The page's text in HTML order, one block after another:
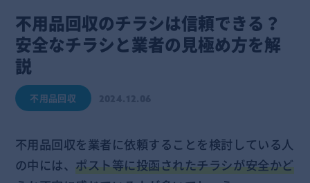
不用品回収のチラシは信頼できる？
安全なチラシと業者の見極め方を解
説
不用品回収
不用品回収を業者に依頼することを検討している人
の中には、ポスト等に投函されたチラシが安全かど